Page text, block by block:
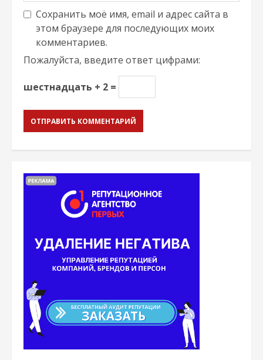
Сохранить моё имя, email и адрес сайта в
этом браузере для последующих моих
комментариев.
Пожалуйста, введите ответ цифрами:
шестнадцать + 2 =